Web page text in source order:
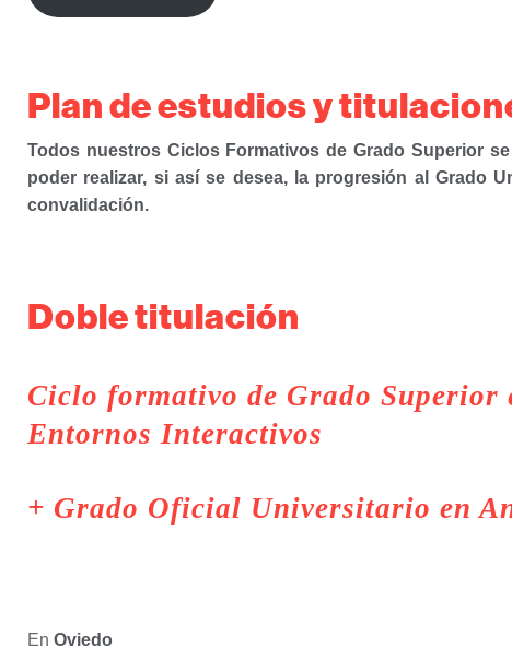
Plan de estudios y
Todos nuestros Ciclos Formativos de Grado Superior
poder realizar, si así se desea, la progresión al Grado
convalidación.
Doble titulación
Ciclo formativo de Grado Superior
Entornos Interactivos
+ Grado Oficial Universitario en
En Oviedo